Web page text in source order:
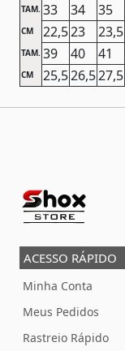
TAM. 33 34 35
CM 22,523 23,5
TAM. 39 40 41
CM 25,526,527,5
ACESSO RÁPIDO
Minha Conta
Meus Pedidos
Rastreio Rápido